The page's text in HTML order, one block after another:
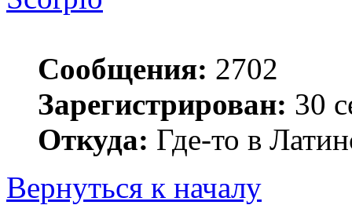
Сообщения: 2702
Зарегистрирован: 30
Откуда: Где-то в
Вернуться к началу